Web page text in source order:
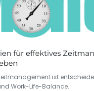
für effektives
Zeitmanagement ist
Work-Life-Balance.